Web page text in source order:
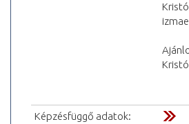
Képzésfüggő adatok: